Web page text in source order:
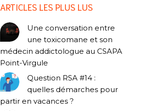
ARTICLES LES PLUS LUS
Une conversation entre
une toxicomane et son
médecin addictologue au CSAPA
Point-Virgule
Question RSA #14 :
quelles démarches pour
partir en vacances ?